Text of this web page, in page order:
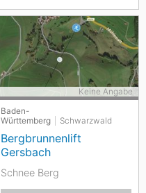
Baden-
Württemberg
Schwarzwald
Bergbrunnenlift
Gersbach
Keine Angabe
Schnee Berg